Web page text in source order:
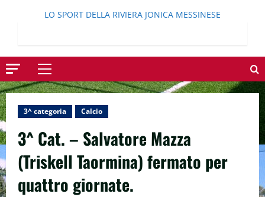
LO SPORT DELLA RIVIERA JONICA MESSINESE
Menu
principale
3^ categoria Calcio
3^ Cat. – Salvatore Mazza
(Triskell Taormina) fermato per
quattro giornate.